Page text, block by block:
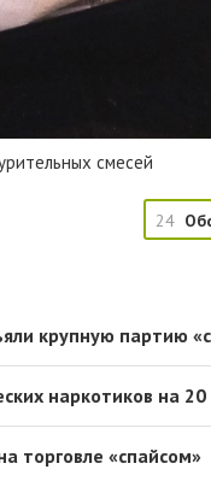
смесей
24
крупную партию
наркотиков на
торговле «спайсом»